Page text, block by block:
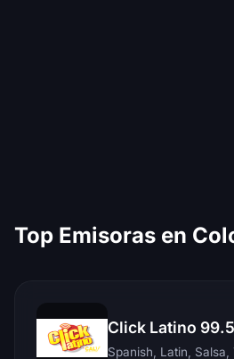
Top Emisoras en
Click Latino
Spanish, Latin, Salsa,